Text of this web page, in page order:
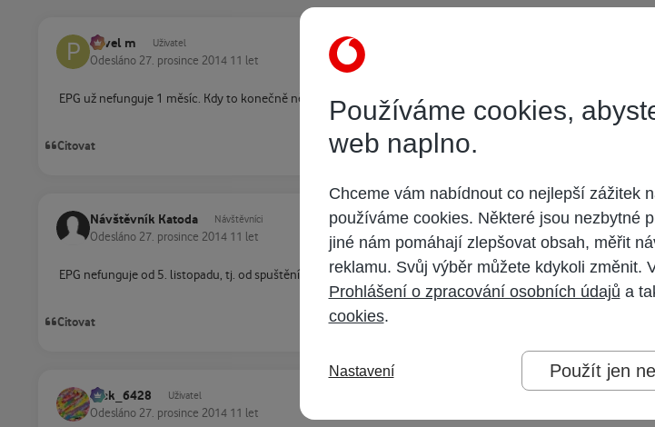
Pavel m Uživatel
Odesláno 27. prosince 2014 11 let
EPG už nefunguje 1 měsíc. Kdy to konečně někdo opraví asi nikdy co ,nějaký zajímaví problém?
Citovat
Návštěvník Katoda Návštěvníci
Odesláno 27. prosince 2014 11 let
EPG nefunguje od 5. listopadu, tj. od spuštění CCE v síti UPC. Že prý máme být trpěliví, že tlačí na dodavatele,
Citovat
Jack_6428 Uživatel
Odesláno 27. prosince 2014 11 let
Používáme cookies,
web naplno.
Chceme vám nabídnout co nejlepší zážitek
používáme cookies. Některé jsou nezbytné
jiné nám pomáhají zlepšovat obsah, měřit
reklamu. Svůj výběr můžete kdykoli změnit.
Prohlášení o zpracování osobních údajů a
cookies.
Použít jen
Nastavení